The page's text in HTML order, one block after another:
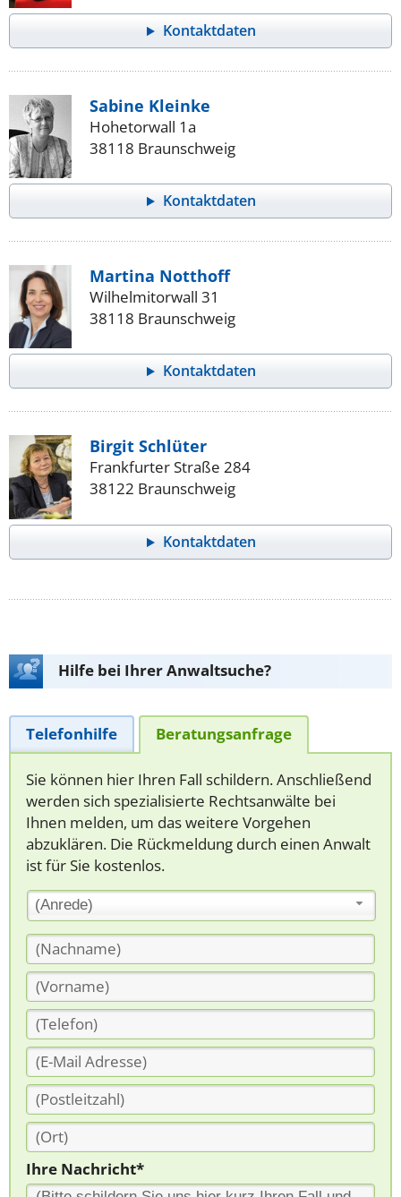
Kontaktdaten
Sabine Kleinke
Hohetorwall 1a
38118 Braunschweig
Kontaktdaten
Martina Notthoff
Wilhelmitorwall 31
38118 Braunschweig
Kontaktdaten
Birgit Schlüter
Frankfurter Straße 284
38122 Braunschweig
Kontaktdaten
Hilfe bei Ihrer Anwaltsuche?
Telefonhilfe Beratungsanfrage
Sie können hier Ihren Fall schildern. Anschließend
werden sich spezialisierte Rechtsanwälte bei
Ihnen melden, um das weitere Vorgehen
abzuklären. Die Rückmeldung durch einen Anwalt
ist für Sie kostenlos.
(Anrede)
Ihre Nachricht*